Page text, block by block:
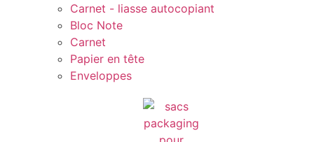
Carnet - liasse autocopiant
Bloc Note
Carnet
Papier en tête
Enveloppes